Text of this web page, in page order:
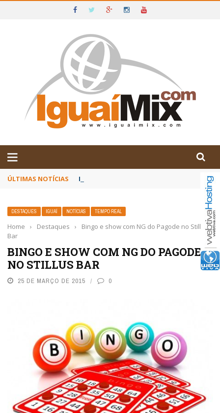
IGUAÍ E SUDOESTE DA BAHIA
ÚLTIMAS NOTÍCIAS Poetas baianos representam o Brasil no
DESTAQUES IGUAÍ NOTÍCIAS TEMPO REAL
Home › Destaques ›
Bingo e show com NG do Pagode no Stillus
Bar
BINGO E SHOW COM NG DO PAGODE
NO STILLUS BAR
25 DE MARÇO DE 2015 0